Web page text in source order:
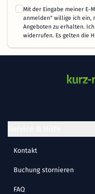
Mit der Eingabe meiner E-
anmelden" willige ich ein,
Angeboten zu erhalten.
widerrufen. Es gelten die
Kontakt
Buchung stornieren
FAQ